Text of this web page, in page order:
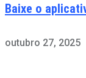
Baixe o
outubro 27, 2025